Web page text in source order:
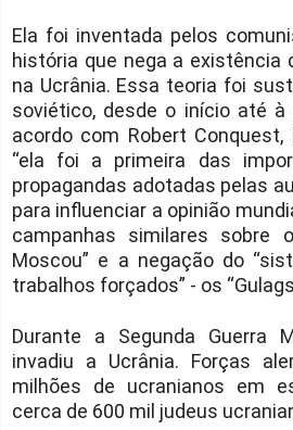
Ela foi inventada pelos
história que nega a existência
na Ucrânia. Essa teoria foi
soviético, desde o início até à
acordo com Robert
“ela foi a primeira das
propagandas adotadas pelas
para influenciar a opinião
campanhas similares sobre
Moscou” e a negação do
trabalhos forçados” - os
Durante a Segunda Guerra
invadiu a Ucrânia. Forças
milhões de ucranianos em
cerca de 600 mil judeus